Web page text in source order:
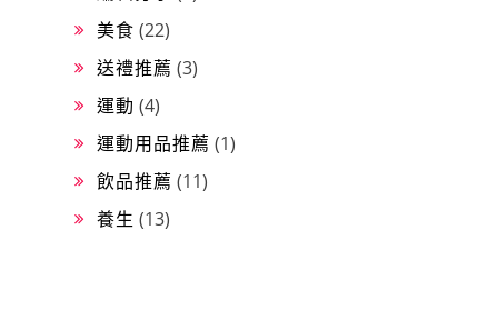
美食 (22)
送禮推薦 (3)
運動 (4)
運動用品推薦 (1)
飲品推薦 (11)
養生 (13)